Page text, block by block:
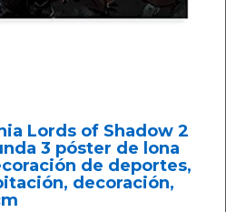
Lords of Shadow 2
3 póster de lona
de deportes,
decoración,